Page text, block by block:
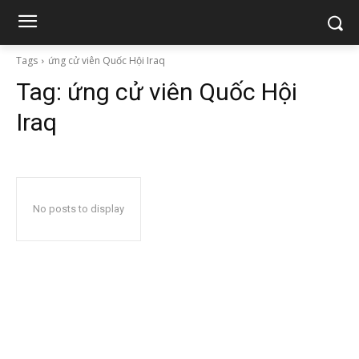
Tags ứng cử viên Quốc Hội Iraq
Tag: ứng cử viên Quốc Hội
Iraq
No posts to display